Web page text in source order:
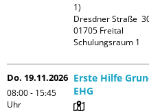
1)
Dresdner Straße
01705 Freital
Schulungsraum 1
Do. 19.11.2026
08:00 - 15:45
Uhr
Erste Hilfe
EHG